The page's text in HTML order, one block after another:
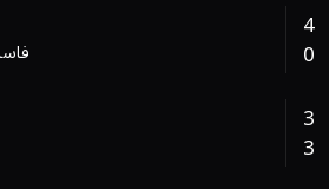
4
0
3
3